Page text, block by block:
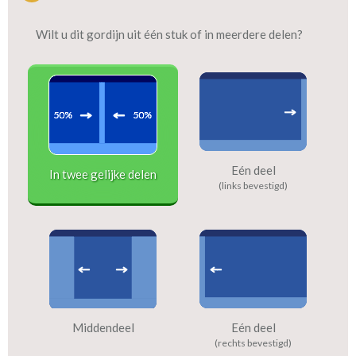
Wilt u dit gordijn uit één stuk of in meerdere delen?
In twee gelijke delen Eén deel
(links bevestigd)
Middendeel Eén deel
(rechts bevestigd)